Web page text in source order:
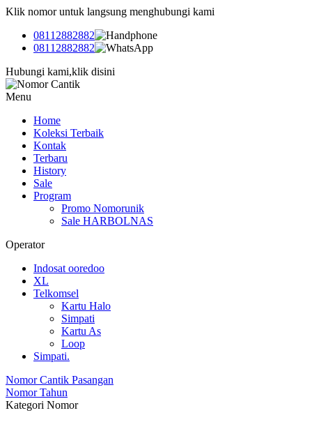
Klik nomor untuk langsung menghubungi kami
08112882882
08112882882
Hubungi kami,klik disini
Menu
Home
Koleksi Terbaik
Kontak
Terbaru
History
Sale
Program
Promo Nomorunik
Sale HARBOLNAS
Operator
Indosat ooredoo
XL
Telkomsel
Kartu Halo
Simpati
Kartu As
Loop
Simpati.
Nomor Cantik Pasangan
Nomor Tahun
Kategori Nomor